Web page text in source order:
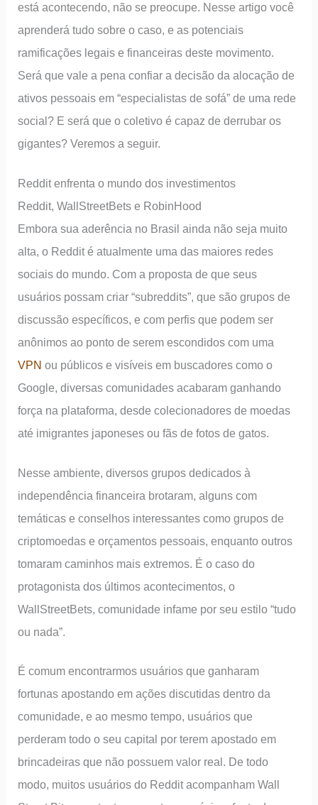
está acontecendo, não se preocupe. Nesse artigo você
aprenderá tudo sobre o caso, e as potenciais
ramificações legais e financeiras deste movimento.
Será que vale a pena confiar a decisão da alocação de
ativos pessoais em “especialistas de sofá” de uma rede
social? E será que o coletivo é capaz de derrubar os
gigantes? Veremos a seguir.
Reddit enfrenta o mundo dos investimentos
Reddit, WallStreetBets e RobinHood
Embora sua aderência no Brasil ainda não seja muito
alta, o Reddit é atualmente uma das maiores redes
sociais do mundo. Com a proposta de que seus
usuários possam criar “subreddits”, que são grupos de
discussão específicos, e com perfis que podem ser
anônimos ao ponto de serem escondidos com uma
VPN ou públicos e visíveis em buscadores como o
Google, diversas comunidades acabaram ganhando
força na plataforma, desde colecionadores de moedas
até imigrantes japoneses ou fãs de fotos de gatos.
Nesse ambiente, diversos grupos dedicados à
independência financeira brotaram, alguns com
temáticas e conselhos interessantes como grupos de
criptomoedas e orçamentos pessoais, enquanto outros
tomaram caminhos mais extremos. É o caso do
protagonista dos últimos acontecimentos, o
WallStreetBets, comunidade infame por seu estilo “tudo
ou nada”.
É comum encontrarmos usuários que ganharam
fortunas apostando em ações discutidas dentro da
comunidade, e ao mesmo tempo, usuários que
perderam todo o seu capital por terem apostado em
brincadeiras que não possuem valor real. De todo
modo, muitos usuários do Reddit acompanham Wall